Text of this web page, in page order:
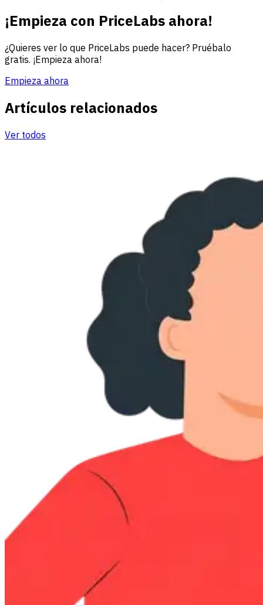
¡Empieza con PriceLabs ahora!
¿Quieres ver lo que PriceLabs puede hacer? Pruébalo
gratis. ¡Empieza ahora!
Empieza ahora
Artículos relacionados
Ver todos